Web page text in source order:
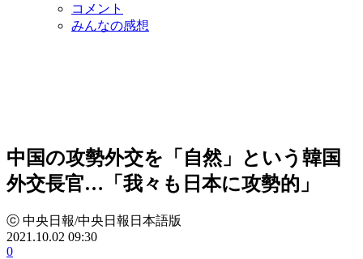
コメント
みんなの感想
中国の攻勢外交を「自然」という韓国
外交長官…「我々も日本に攻勢的」
ⓒ 中央日報/中央日報日本語版
2021.10.02 09:30
0